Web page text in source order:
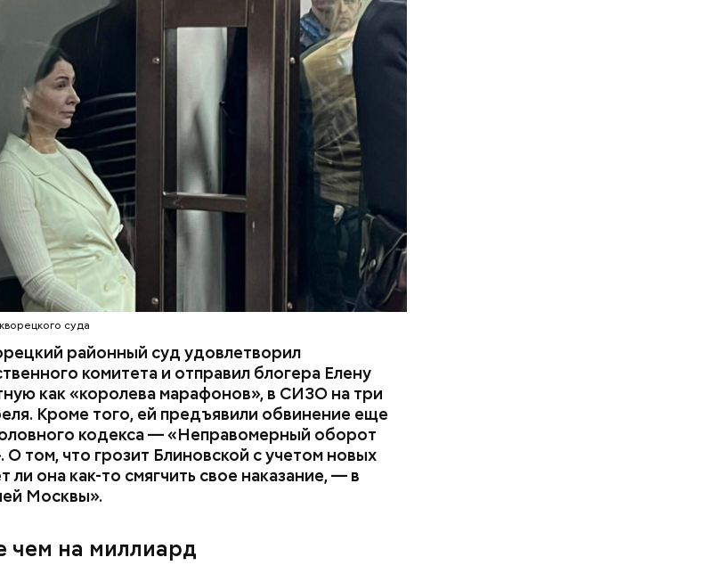
суда
районный суд удовлетворил
комитета и отправил блогера Елену
как «королева марафонов», в СИЗО на три
Кроме того, ей предъявили обвинение еще
кодекса — «Неправомерный оборот
О том, что грозит Блиновской с учетом новых
она как-то смягчить свое наказание, — в
Москвы».
чем на миллиард
следователей случайно